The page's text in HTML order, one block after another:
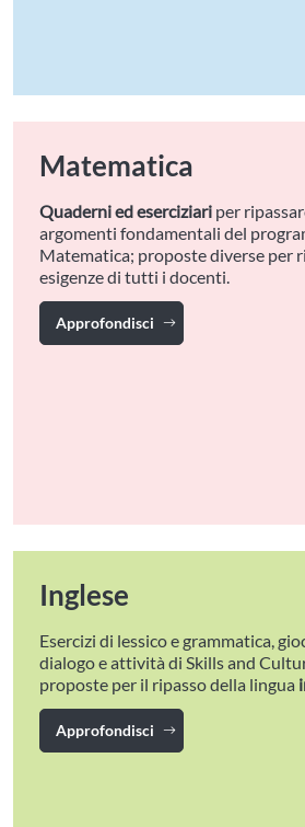
Matematica
Quaderni ed eserciziari per
argomenti fondamentali del
Matematica; proposte diverse per
esigenze di tutti i docenti.
Approfondisci
Inglese
Esercizi di lessico e grammatica,
dialogo e attività di Skills and
proposte per il ripasso della lingua
Approfondisci